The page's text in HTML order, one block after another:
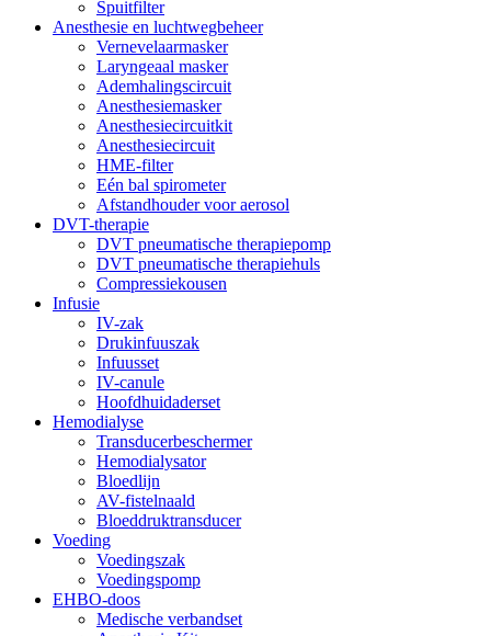
Spuitfilter
Anesthesie en luchtwegbeheer
Vernevelaarmasker
Laryngeaal masker
Ademhalingscircuit
Anesthesiemasker
Anesthesiecircuitkit
Anesthesiecircuit
HME-filter
Eén bal spirometer
Afstandhouder voor aerosol
DVT-therapie
DVT pneumatische therapiepomp
DVT pneumatische therapiehuls
Compressiekousen
Infusie
IV-zak
Drukinfuuszak
Infuusset
IV-canule
Hoofdhuidaderset
Hemodialyse
Transducerbeschermer
Hemodialysator
Bloedlijn
AV-fistelnaald
Bloeddruktransducer
Voeding
Voedingszak
Voedingspomp
EHBO-doos
Medische verbandset